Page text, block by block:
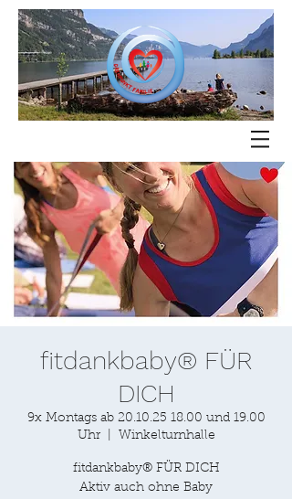
fitdankbaby® FÜR
DICH
9x Montags ab 20.10.25 18.00 und 19.00
Uhr
  |
Winkelturnhalle
fitdankbaby® FÜR DICH
Aktiv auch ohne Baby